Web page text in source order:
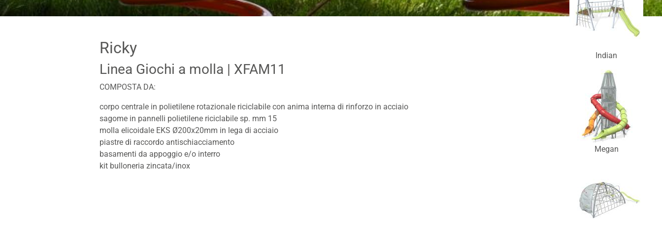
Indian
Megan
Ricky
Linea Giochi a molla | XFAM11
COMPOSTA DA:
corpo centrale in polietilene rotazionale riciclabile con anima interna di rinforzo in acciaio
sagome in pannelli polietilene riciclabile sp. mm 15
molla elicoidale EKS Ø200x20mm in lega di acciaio
piastre di raccordo antischiacciamento
basamenti da appoggio e/o interro
kit bulloneria zincata/inox